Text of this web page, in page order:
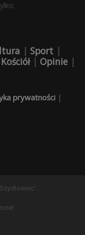
| Sport |
Kościół| Opinie |
prywatności|